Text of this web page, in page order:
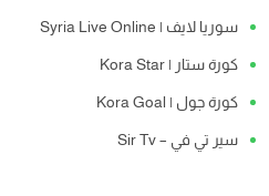
سوريا لايف | Syria Live Online
كورة ستار | Kora Star
كورة جول | Kora Goal
سير تي في – Sir Tv